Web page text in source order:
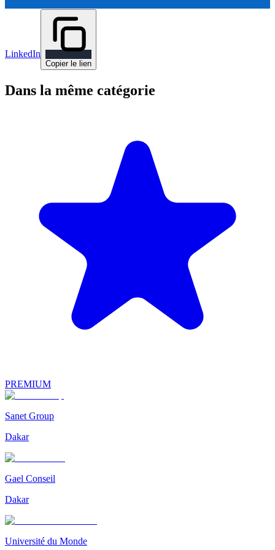
LinkedIn
Copier le lien
Dans la même catégorie
PREMIUM
Sanet Group
Dakar
Gael Conseil
Dakar
Université du Monde